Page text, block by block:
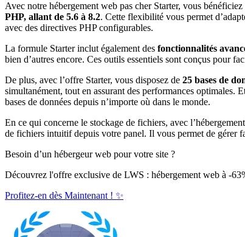
Avec notre hébergement web pas cher Starter, vous bénéficiez
PHP, allant de 5.6 à 8.2. Cette flexibilité vous permet
avec des directives PHP configurables.
La formule Starter inclut également des fonctionnalités
bien d’autres encore. Ces outils essentiels sont conçus pour
De plus, avec l’offre Starter, vous disposez de 25 bases de
simultanément, tout en assurant des performances optimales.
bases de données depuis n’importe où dans le monde.
En ce qui concerne le stockage de fichiers, avec
de fichiers intuitif depuis votre panel. Il vous permet de gérer
Besoin d’un hébergeur web pour votre site ?
Découvrez l'offre exclusive de LWS : hébergement web à -
Profitez-en dès Maintenant ! ✨